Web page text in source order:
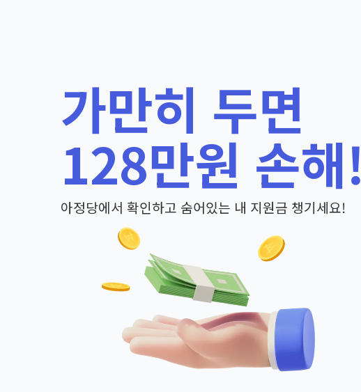
가만히 두면
128만원 손해!
아정당에서 확인하고 숨어있는 내 지원금 챙기세요!